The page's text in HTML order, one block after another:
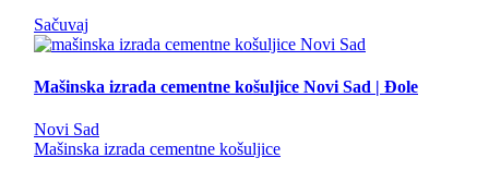
Sačuvaj
Mašinska izrada cementne košuljice Novi Sad | Đole
Novi Sad
Mašinska izrada cementne košuljice